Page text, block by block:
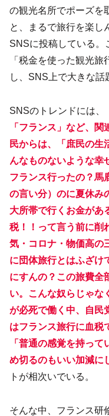
の観光名所でポーズを
と、まるで旅行を楽し
SNSに投稿している。
「税金を使った観光
し、SNS上で大きな話
SNSのトレンドには、
「フランス」など、
民からは、「庶民の生
んなものないような幸
フランス行ったの？馬
の言い分）のに夏休み
大所帯で行くお金があ
税！！って言う前に削
気・コロナ・物価高の
に団体旅行とはふざけ
にすんの？この旅費全
い。こんな奴らじゃな
が必死で働く中、自民
はフランス旅行に血税
「普通の感覚を持っ
め切るのもいい加減に
トが相次いでいる。
そんな中、フランス研